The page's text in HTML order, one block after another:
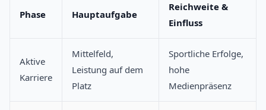
Phase Hauptaufgabe
Reichweite &
Einfluss
Aktive
Karriere
Mittelfeld,
Leistung auf dem
Platz
Sportliche Erfolge,
hohe
Medienpräsenz